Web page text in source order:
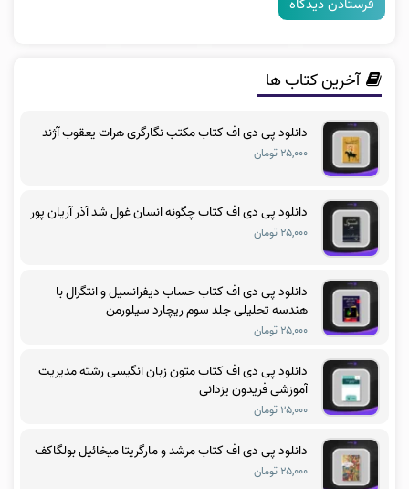
آخرین کتاب ها
دانلود پی دی اف کتاب مکتب نگارگری هرات یعقوب آژند
۲۵,۰۰۰ تومان
دانلود پی دی اف کتاب چگونه انسان غول شد آذر آریان پور
۲۵,۰۰۰ تومان
دانلود پی دی اف کتاب حساب دیفرانسیل و انتگرال با
هندسه تحلیلی جلد سوم ریچارد سیلورمن
۲۵,۰۰۰ تومان
دانلود پی دی اف کتاب متون زبان انگیسی رشته مدیریت
آموزشی فریدون یزدانی
۲۵,۰۰۰ تومان
دانلود پی دی اف کتاب مرشد و مارگریتا میخائیل بولگاکف
۲۵,۰۰۰ تومان